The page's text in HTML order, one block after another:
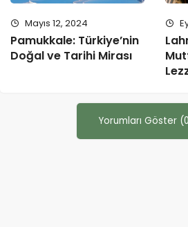
Mayıs 12, 2024
Pamukkale: Türkiye’nin
Doğal ve Tarihi Mirası
Yorumları Göster